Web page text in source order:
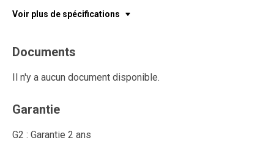
Voir plus de spécifications
Documents
Il n'y a aucun document disponible.
Garantie
G2 : Garantie 2 ans